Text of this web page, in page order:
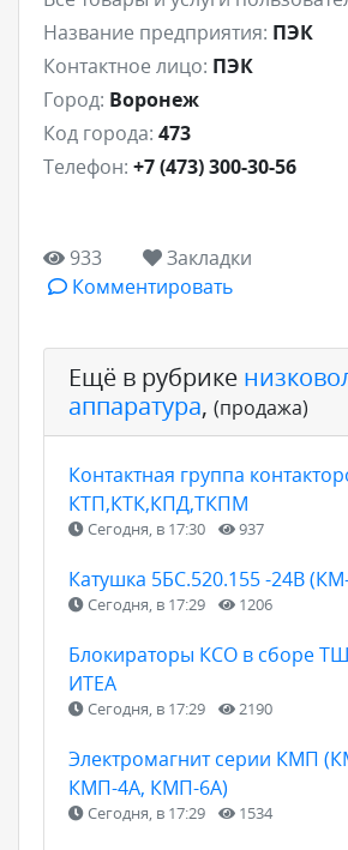
Название предприятия: ПЭК
Контактное лицо: ПЭК
Город: Воронеж
Код города: 473
Телефон: +7 (473) 300-30-56
933
Закладки
Комментировать
Ещё в рубрике
аппаратура, (продажа)
Контактная группа
КТП,КТК,КПД,ТКПМ
Сегодня, в 17:30 937
Катушка 5БС.520.155 -24В
Сегодня, в 17:29 1206
Блокираторы КСО в сборе
ИТЕА
Сегодня, в 17:29 2190
Электромагнит серии КМП
КМП-4А, КМП-6А)
Сегодня, в 17:29 1534